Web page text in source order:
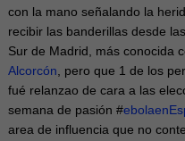
con la mano señalando la
recibir las banderillas desde
Sur de Madrid, más conocida
Alcorcón , pero que 1 de los
fué relanzao de cara a las
semana de pasión #
area de influencia que no